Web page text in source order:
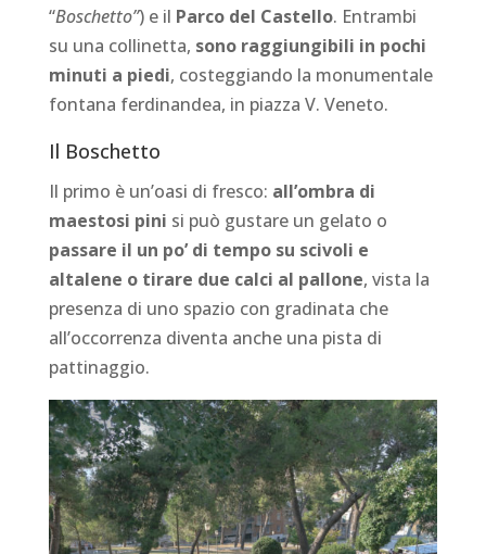
“Boschetto”) e il Parco del Castello. Entrambi
su una collinetta, sono raggiungibili in pochi
minuti a piedi, costeggiando la monumentale
fontana ferdinandea, in piazza V. Veneto.
Il Boschetto
Il primo è un’oasi di fresco: all’ombra di
maestosi pini si può gustare un gelato o
passare il un po’ di tempo su scivoli e
altalene o tirare due calci al pallone, vista la
presenza di uno spazio con gradinata che
all’occorrenza diventa anche una pista di
pattinaggio.